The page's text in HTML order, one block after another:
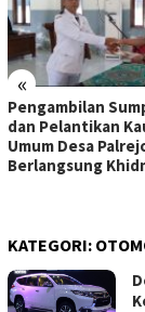
«
Pengambilan
dan Pelantikan
Umum Desa
Berlangsung
KATEGORI: